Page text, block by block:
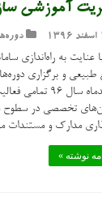
آموزشی
به راه‌اندازی
اسفندماه سال
تخصصی در سطوح
مدارک و
نوشته »